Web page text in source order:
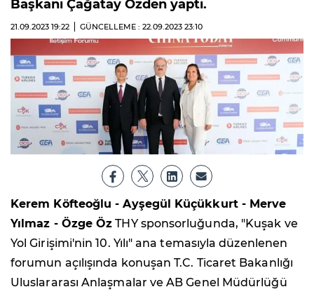
Başkanı Çağatay Özden yaptı.
21.09.2023 19:22 GÜNCELLEME : 22.09.2023 23:10
Kerem Köfteoğlu - Ayşegül Küçükkurt - Merve
Yılmaz - Özge Öz THY sponsorluğunda, "Kuşak ve
Yol Girişimi'nin 10. Yılı" ana temasıyla düzenlenen
forumun açılışında konuşan T.C. Ticaret Bakanlığı
Uluslararası Anlaşmalar ve AB Genel Müdürlüğü